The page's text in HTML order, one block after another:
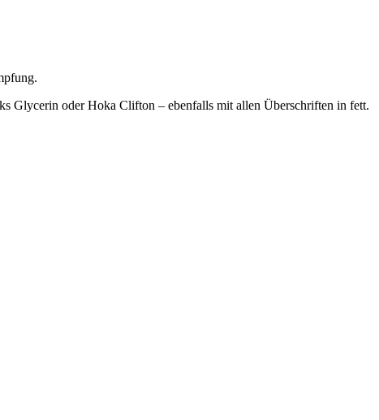
Glycerin oder Hoka Clifton – ebenfalls mit allen Überschriften in fett.